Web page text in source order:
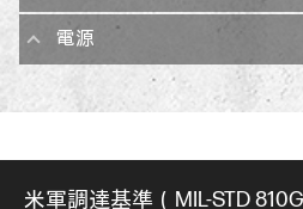
電源
米軍調達基準（MIL-STD